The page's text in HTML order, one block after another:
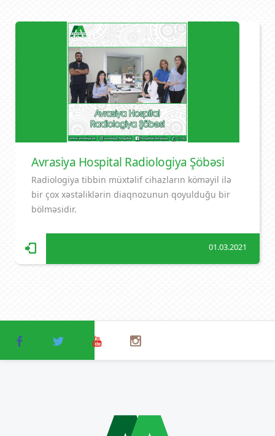
Avrasiya Hospital Radiologiya Şöbəsi
Radiologiya tibbin müxtəlif cihazların köməyil ilə
bir çox xəstəliklərin diaqnozunun qoyulduğu bir
bölməsidir.
01.03.2021